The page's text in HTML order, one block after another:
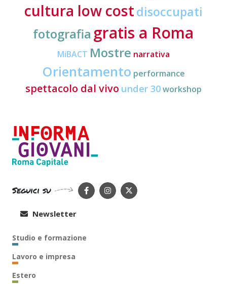
cultura low costdisoccupati
fotografia gratis a Roma
MiBACT Mostre narrativa
Orientamento performance
spettacolo dal vivo under 30workshop
Seguici su
Newsletter
Studio e formazione
Lavoro e impresa
Estero